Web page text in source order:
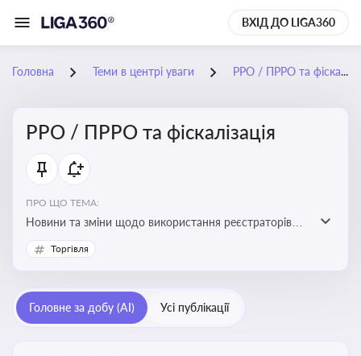
ВХІД ДО LIGA360
Головна Теми в центрі уваги РРО / ПРРО та фіскалізація
РРО / ПРРО та фіскалізація
ПРО ЩО ТЕМА:
Новини та зміни щодо використання реєстраторів
розрахункових операцій, аналіз законодавства про
РРО, позиції ДПС та судів щодо РРО
Торгівля
Головне за добу (AI) Усі публікації